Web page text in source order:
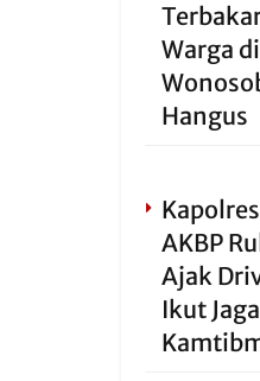
Warga di
Hangus
AKBP
Ajak
Ikut Jaga